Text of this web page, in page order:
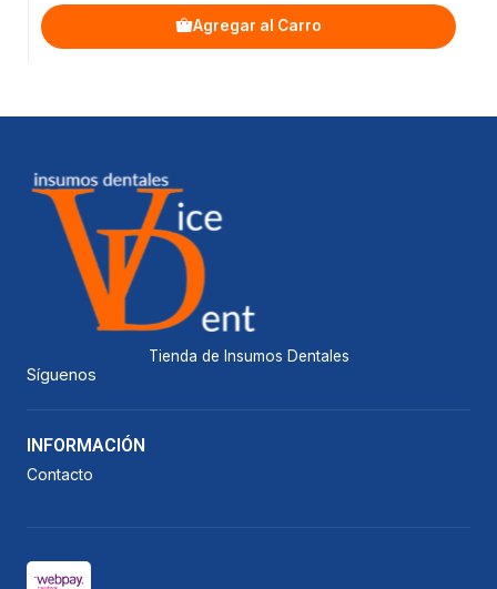
Agregar al Carro
Tienda de Insumos Dentales
Síguenos
INFORMACIÓN
Contacto